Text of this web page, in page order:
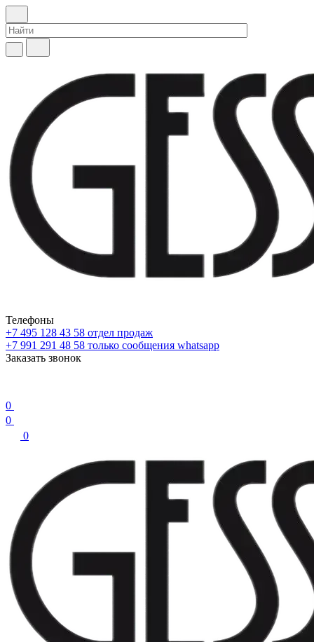
Телефоны
+7 495 128 43 58 отдел продаж
+7 991 291 48 58 только сообщения whatsapp
Заказать звонок
0
0
0